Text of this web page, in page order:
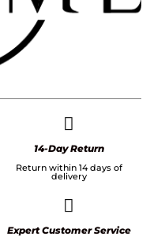
14-Day Return
Return within 14 days of
delivery
Expert Customer Service